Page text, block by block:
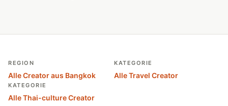
REGION
Alle Creator aus Bangkok
KATEGORIE
Alle Travel Creator
KATEGORIE
Alle Thai-culture Creator